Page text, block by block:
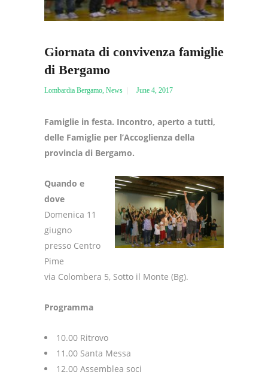
Giornata di convivenza famiglie
di Bergamo
Lombardia Bergamo News June 4, 2017
Famiglie in festa. Incontro, aperto a tutti,
delle Famiglie per l’Accoglienza della
provincia di Bergamo.
Quando e
dove
Domenica 11
giugno
presso Centro
Pime
via Colombera 5, Sotto il Monte (Bg).
Programma
10.00 Ritrovo
11.00 Santa Messa
12.00 Assemblea soci